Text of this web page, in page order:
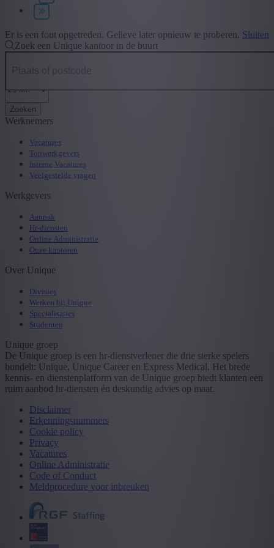
Type contract
+ Toon meer - Toon minder
Er is een fout opgetreden. Gelieve later opnieuw te proberen. Sluiten
Zoek een Unique kantoor in de buurt
Zoeken
Werknemers
Vacatures
Topwerkgevers
Interne Vacatures
Veelgestelde vragen
Werkgevers
Aanpak
Hr-diensten
Online Administratie
Onze kantoren
Over Unique
Divisies
Werken bij Unique
Specialisaties
Studenten
Unique groep
De Unique groep is een hr-dienstverlener die drie sterke spelers
bundelt: Unique, Unique Career en Express Medical. Het brede
kennis- en dienstenplatform van de Unique groep biedt klanten een
ruim aanbod hr-diensten én deskundig advies op maat.
Disclaimer
Erkenningsnummers
Cookie policy
Privacy
Vacatures
Online Administratie
Code of Conduct
Meldprocedure voor inbreuken